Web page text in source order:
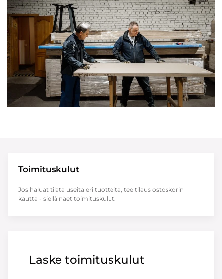
Laske toimituskulut
Toimituskulut
Jos haluat tilata useita eri tuotteita, tee tilaus ostoskorin
kautta - siellä näet toimituskulut.